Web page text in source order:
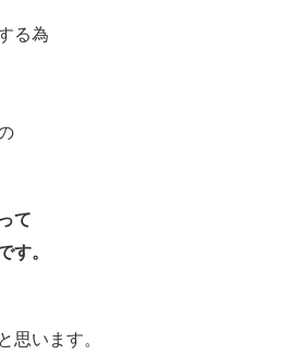
る為
て
す。
思います。